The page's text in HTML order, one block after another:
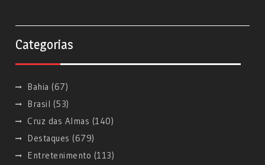
Categorias
Bahia (67)
Brasil (53)
Cruz das Almas (140)
Destaques (679)
Entretenimento (113)